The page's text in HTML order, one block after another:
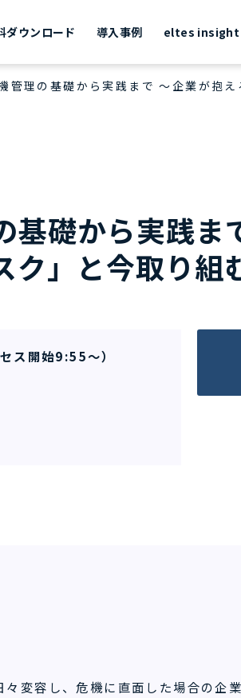
ダウンロード 導入事例 eltes insight
管理の基礎から実践まで ～企業が抱
基礎から実践ま
ク」と今取り組
ス開始9:55～）
変容し、危機に直面した場合の企